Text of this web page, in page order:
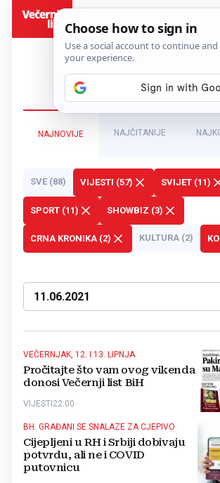
NAJNOVIJE NAJČITANIJE
SVE (88) VIJESTI (57) SVIJET (11)
SPORT (11) SHOWBIZ (3)
CRNA KRONIKA (2) KULTURA (2)
VEČERNJAK, 12. I 13. LIPNJA
Pročitajte što vam ovog vikenda
donosi Večernji list BiH
22:00
VIJESTI
BH. GRAĐANI SE SNALAZE ZA CJEPIVO
Cijepljeni u RH i Srbiji dobivaju
potvrdu, ali ne i COVID
putovnicu